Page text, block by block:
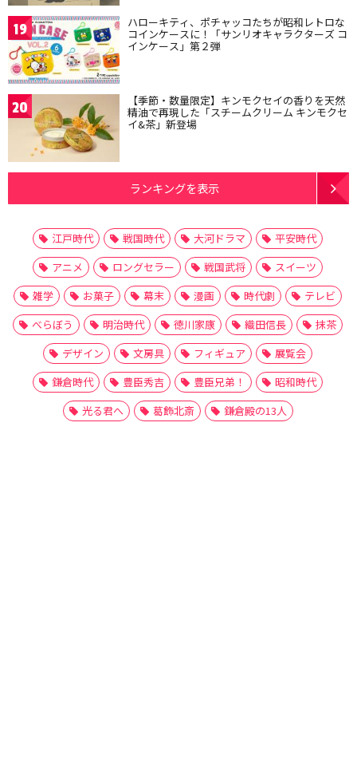
19 ハローキティ、ポチャッコたちが昭和レトロな
コインケースに！「サンリオキャラクターズ コ
インケース」第２弾
20 【季節・数量限定】キンモクセイの香りを天然
精油で再現した「スチームクリーム キンモクセ
イ&茶」新登場
ランキングを表示
江戸時代 戦国時代 大河ドラマ
平安時代
アニメ
ロングセラー 戦国武将
スイーツ
雑学
お菓子 幕末 漫画 時代劇
テレビ
べらぼう
明治時代 徳川家康 織田信長
抹茶
デザイン
文房具 フィギュア
展覧会
鎌倉時代
豊臣秀吉 豊臣兄弟！
昭和時代
光る君へ
葛飾北斎 鎌倉殿の13人